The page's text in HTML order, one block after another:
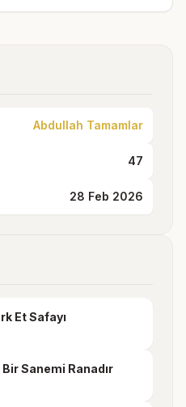
Abdullah Tamamlar
47
28 Feb 2026
Et Safayı
Sanemi Ranadır